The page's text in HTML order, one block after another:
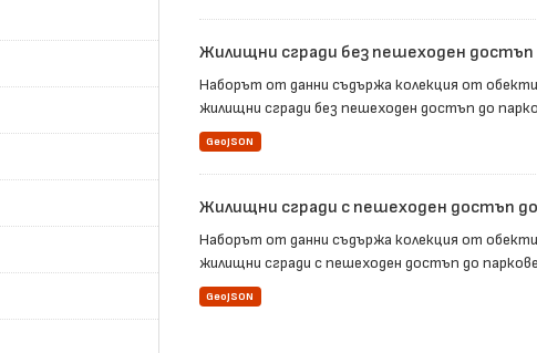
Жилищни сгради без пешеходен достъп
Наборът от данни съдържа колекция от
жилищни сгради без пешеходен достъп до
GeoJSON
Жилищни сгради с пешеходен достъп до
Наборът от данни съдържа колекция от
жилищни сгради с пешеходен достъп до паркове
GeoJSON